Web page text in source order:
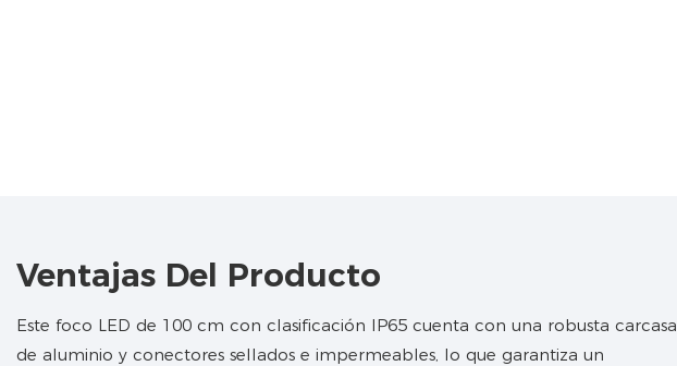
Ventajas Del Producto
Este foco LED de 100 cm con clasificación IP65 cuenta con una robusta carcasa
de aluminio y conectores sellados e impermeables, lo que garantiza un